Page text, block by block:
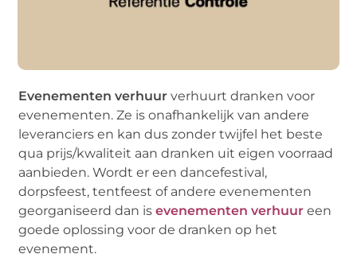
Evenementen verhuur verhuurt dranken voor
evenementen. Ze is onafhankelijk van andere
leveranciers en kan dus zonder twijfel het beste
qua prijs/kwaliteit aan dranken uit eigen voorraad
aanbieden. Wordt er een dancefestival,
dorpsfeest, tentfeest of andere evenementen
georganiseerd dan isevenementen verhuur een
goede oplossing voor de dranken op het
evenement.